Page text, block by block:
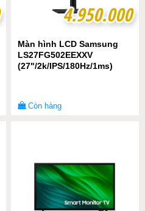
4.950.000
4.950.000
Màn hình LCD Samsung
LS27FG502EEXXV
(27"/2k/IPS/180Hz/1ms)
Còn hàng